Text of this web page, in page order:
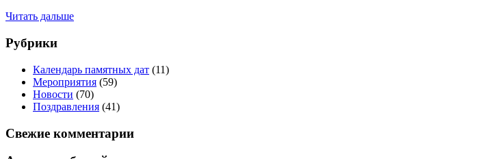
Читать дальше
Рубрики
Календарь памятных дат (11)
Мероприятия (59)
Новости (70)
Поздравления (41)
Свежие комментарии